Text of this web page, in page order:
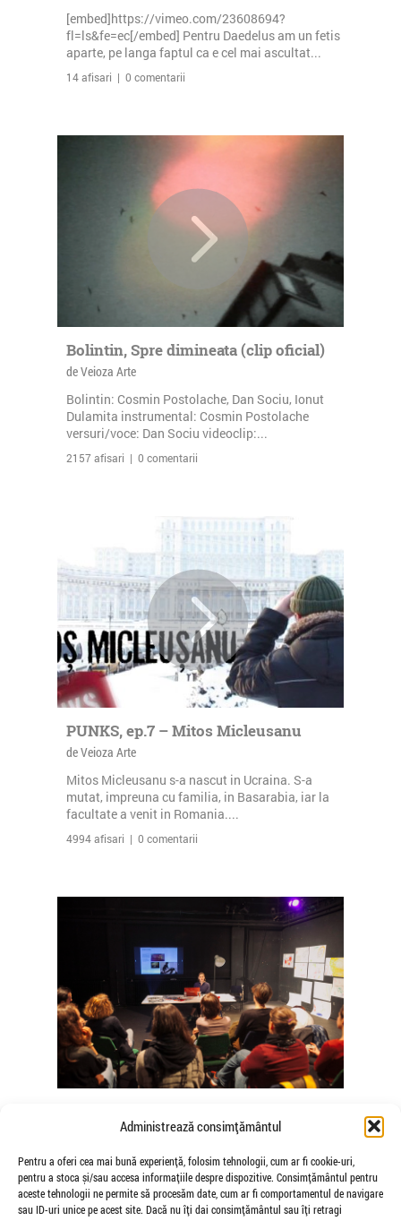
Administrează consimțământul
Pentru a oferi cea mai bună experiență, folosim tehnologii, cum ar fi cookie-uri,
pentru a stoca și/sau accesa informațiile despre dispozitive. Consimțământul pentru
aceste tehnologii ne permite să procesăm date, cum ar fi comportamentul de navigare
sau ID-uri unice pe acest site. Dacă nu îți dai consimțământul sau îți retragi
[embed]https://vimeo.com/23608694?
fl=ls&fe=ec[/embed] Pentru Daedelus am un fetis
aparte, pe langa faptul ca e cel mai ascultat...
14 afisari | 0 comentarii
Bolintin, Spre dimineata (clip oficial)
de Veioza Arte
Bolintin: Cosmin Postolache, Dan Sociu, Ionut
Dulamita instrumental: Cosmin Postolache
versuri/voce: Dan Sociu videoclip:...
2157 afisari | 0 comentarii
PUNKS, ep.7 – Mitos Micleusanu
de Veioza Arte
Mitos Micleusanu s-a nascut in Ucraina. S-a
mutat, impreuna cu familia, in Basarabia, iar la
facultate a venit in Romania....
4994 afisari | 0 comentarii
Somatice susținute de coregrafele
Mădălina Dan și Valentina De Piante
Niculae
de Veioza Arte